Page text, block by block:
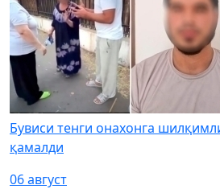
Бувиси тенги онахонга
қамалди
06 август